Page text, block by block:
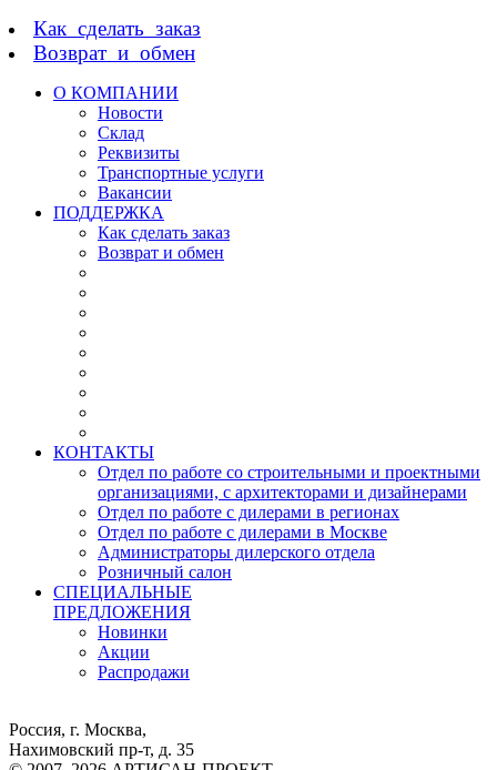
Как сделать заказ
Возврат и обмен
О КОМПАНИИ
Новости
Склад
Реквизиты
Транспортные услуги
Вакансии
ПОДДЕРЖКА
Как сделать заказ
Возврат и обмен
КОНТАКТЫ
Отдел по работе со строительными и проектными
организациями, с архитекторами и дизайнерами
Отдел по работе с дилерами в регионах
Отдел по работе с дилерами в Москве
Администраторы дилерского отдела
Розничный салон
СПЕЦИАЛЬНЫЕ
ПРЕДЛОЖЕНИЯ
Новинки
Акции
Распродажи
Россия, г. Москва,
Нахимовский пр-т, д. 35